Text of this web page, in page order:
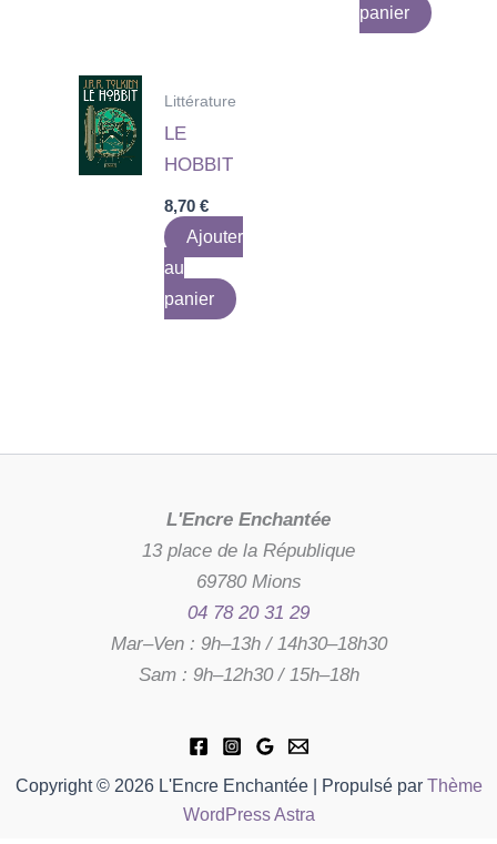
panier
Littérature
LE
HOBBIT
8,70€
Ajouter
au
panier
L'Encre Enchantée
13 place de la République
69780 Mions
04 78 20 31 29
Mar–Ven : 9h–13h / 14h30–18h30
Sam : 9h–12h30 / 15h–18h
Copyright © 2026 L'Encre Enchantée | Propulsé par Thème
WordPress Astra